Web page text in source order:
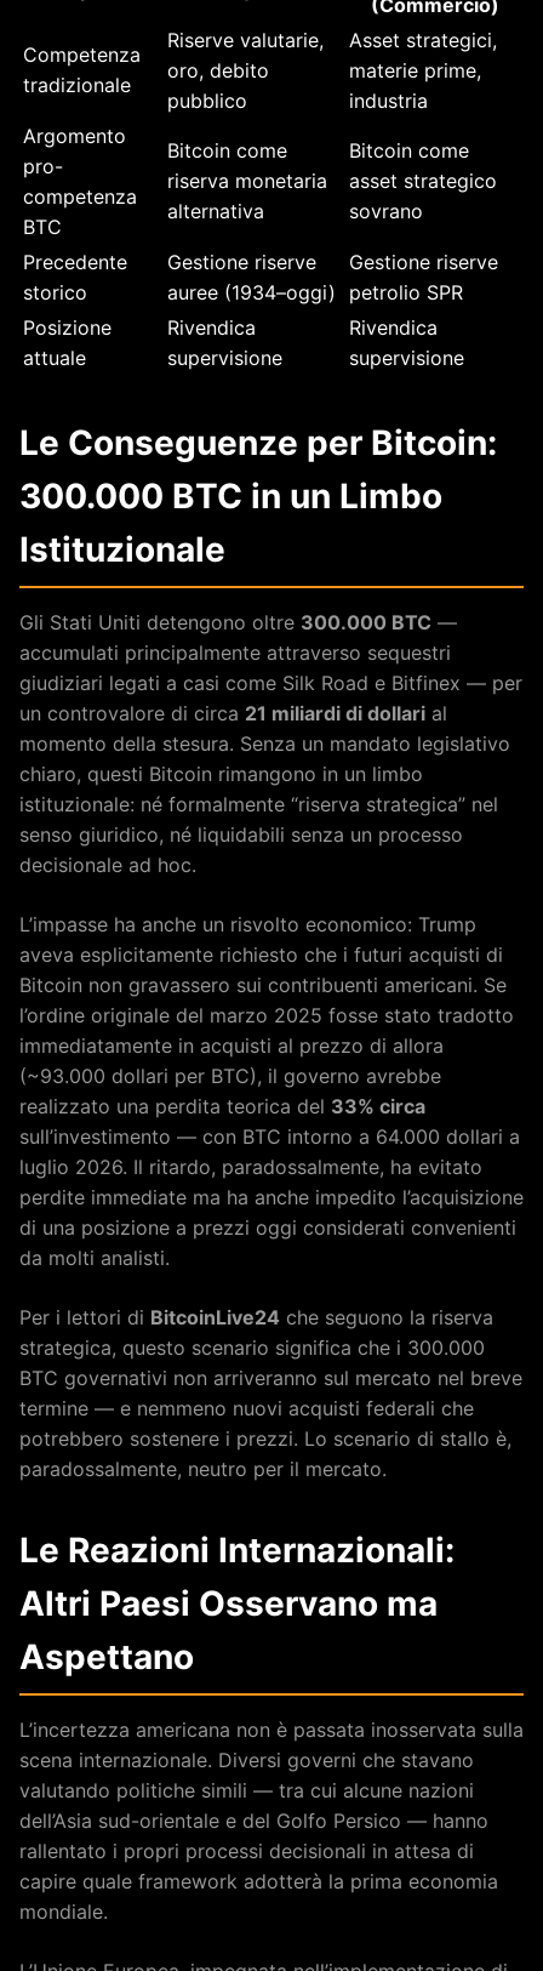
Competenza
tradizionale
Riserve valutarie,
oro, debito
pubblico
Asset strategici,
materie prime,
industria
Argomento
pro-
competenza
BTC
Bitcoin come
riserva monetaria
alternativa
Bitcoin come
asset strategico
sovrano
Precedente
storico
Gestione riserve
auree (1934–oggi)
Gestione riserve
petrolio SPR
Posizione
attuale
Rivendica
supervisione
Rivendica
supervisione
Le Conseguenze per Bitcoin:
300.000 BTC in un Limbo
Istituzionale
Gli Stati Uniti detengono oltre 300.000 BTC —
accumulati principalmente attraverso sequestri
giudiziari legati a casi come Silk Road e Bitfinex — per
un controvalore di circa 21 miliardi di dollari al
momento della stesura. Senza un mandato legislativo
chiaro, questi Bitcoin rimangono in un limbo
istituzionale: né formalmente “riserva strategica” nel
senso giuridico, né liquidabili senza un processo
decisionale ad hoc.
L’impasse ha anche un risvolto economico: Trump
aveva esplicitamente richiesto che i futuri acquisti di
Bitcoin non gravassero sui contribuenti americani. Se
l’ordine originale del marzo 2025 fosse stato tradotto
immediatamente in acquisti al prezzo di allora
(~93.000 dollari per BTC), il governo avrebbe
realizzato una perdita teorica del 33% circa
sull’investimento — con BTC intorno a 64.000 dollari a
luglio 2026. Il ritardo, paradossalmente, ha evitato
perdite immediate ma ha anche impedito l’acquisizione
di una posizione a prezzi oggi considerati convenienti
da molti analisti.
Per i lettori di BitcoinLive24 che seguono la riserva
strategica, questo scenario significa che i 300.000
BTC governativi non arriveranno sul mercato nel breve
termine — e nemmeno nuovi acquisti federali che
potrebbero sostenere i prezzi. Lo scenario di stallo è,
paradossalmente, neutro per il mercato.
Le Reazioni Internazionali:
Altri Paesi Osservano ma
Aspettano
L’incertezza americana non è passata inosservata sulla
scena internazionale. Diversi governi che stavano
valutando politiche simili — tra cui alcune nazioni
dell’Asia sud-orientale e del Golfo Persico — hanno
rallentato i propri processi decisionali in attesa di
capire quale framework adotterà la prima economia
mondiale.